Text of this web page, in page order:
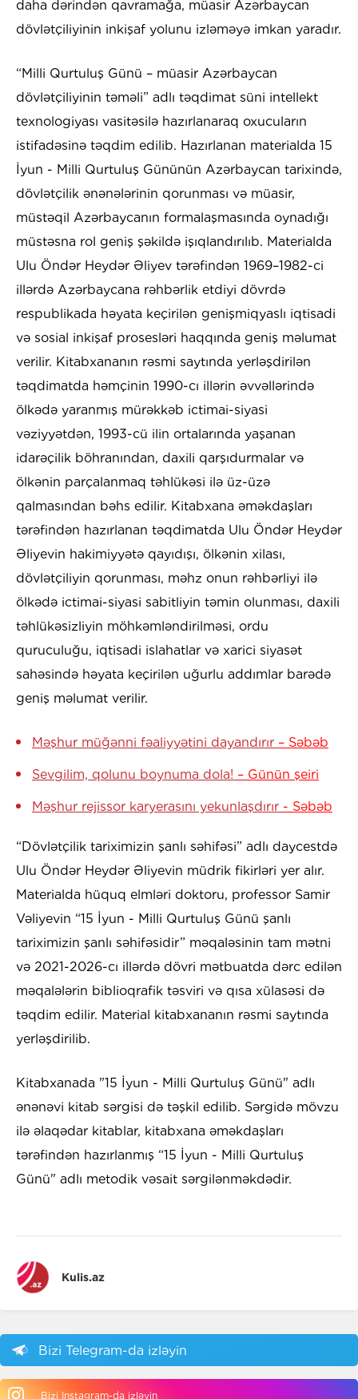
daha dərindən qavramağa, müasir Azərbaycan
dövlətçiliyinin inkişaf yolunu izləməyə imkan yaradır.
“Milli Qurtuluş Günü – müasir Azərbaycan
dövlətçiliyinin təməli” adlı təqdimat süni intellekt
texnologiyası vasitəsilə hazırlanaraq oxucuların
istifadəsinə təqdim edilib. Hazırlanan materialda 15
İyun - Milli Qurtuluş Gününün Azərbaycan tarixində,
dövlətçilik ənənələrinin qorunması və müasir,
müstəqil Azərbaycanın formalaşmasında oynadığı
müstəsna rol geniş şəkildə işıqlandırılıb. Materialda
Ulu Öndər Heydər Əliyev tərəfindən 1969–1982-ci
illərdə Azərbaycana rəhbərlik etdiyi dövrdə
respublikada həyata keçirilən genişmiqyaslı iqtisadi
və sosial inkişaf prosesləri haqqında geniş məlumat
verilir. Kitabxananın rəsmi saytında yerləşdirilən
təqdimatda həmçinin 1990-cı illərin əvvəllərində
ölkədə yaranmış mürəkkəb ictimai-siyasi
vəziyyətdən, 1993-cü ilin ortalarında yaşanan
idarəçilik böhranından, daxili qarşıdurmalar və
ölkənin parçalanmaq təhlükəsi ilə üz-üzə
qalmasından bəhs edilir. Kitabxana əməkdaşları
tərəfindən hazırlanan təqdimatda Ulu Öndər Heydər
Əliyevin hakimiyyətə qayıdışı, ölkənin xilası,
dövlətçiliyin qorunması, məhz onun rəhbərliyi ilə
ölkədə ictimai-siyasi sabitliyin təmin olunması, daxili
təhlükəsizliyin möhkəmləndirilməsi, ordu
quruculuğu, iqtisadi islahatlar və xarici siyasət
sahəsində həyata keçirilən uğurlu addımlar barədə
geniş məlumat verilir.
Məşhur müğənni fəaliyyətini dayandırır – Səbəb
Sevgilim, qolunu boynuma dola! – Günün şeiri
Məşhur rejissor karyerasını yekunlaşdırır - Səbəb
“Dövlətçilik tariximizin şanlı səhifəsi” adlı daycestdə
Ulu Öndər Heydər Əliyevin müdrik fikirləri yer alır.
Materialda hüquq elmləri doktoru, professor Samir
Vəliyevin “15 İyun - Milli Qurtuluş Günü şanlı
tariximizin şanlı səhifəsidir” məqaləsinin tam mətni
və 2021-2026-cı illərdə dövri mətbuatda dərc edilən
məqalələrin biblioqrafik təsviri və qısa xülasəsi də
təqdim edilir. Material kitabxananın rəsmi saytında
yerləşdirilib.
Kitabxanada "15 İyun - Milli Qurtuluş Günü" adlı
ənənəvi kitab sərgisi də təşkil edilib. Sərgidə mövzu
ilə əlaqədar kitablar, kitabxana əməkdaşları
tərəfindən hazırlanmış “15 İyun - Milli Qurtuluş
Günü" adlı metodik vəsait sərgilənməkdədir.
Kulis.az
Bizi Telegram-da izləyin
Bizi Instagram-da izləyin